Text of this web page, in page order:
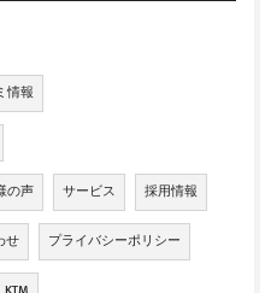
情報
の声 サービス 採用情報
せ プライバシーポリシー